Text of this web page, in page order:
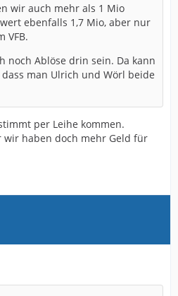
wir auch mehr als 1 Mio
ebenfalls 1,7 Mio, aber nur
VFB.
noch Ablöse drin sein. Da kann
man Ulrich und Wörl beide
per Leihe kommen.
haben doch mehr Geld für